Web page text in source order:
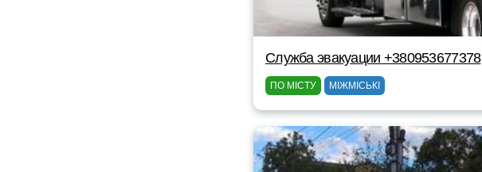
Служба эвакуации +380953677378
ПО МІСТУ МІЖМІСЬКІ